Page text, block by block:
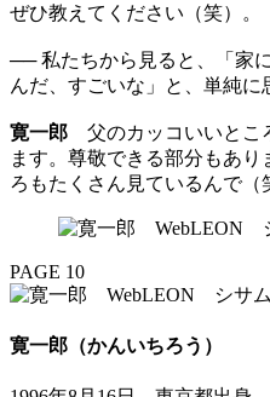
ぜひ教えてください（笑）。
── 私たちから見ると、「家
んだ、すごいな」と、単純に
寛一郎 父のカッコいいとこ
ます。尊敬できる部分もあ
ろもたくさん見ているんで（
PAGE 10
寛一郎（かんいちろう）